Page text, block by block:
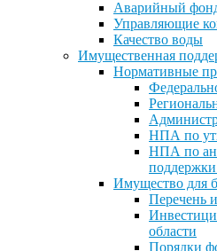
Аварийный
Управляющие
Качество воды
Имущественная
Нормативные
НПА по
НПА по
Имущество для
Перечень
области
Порядки